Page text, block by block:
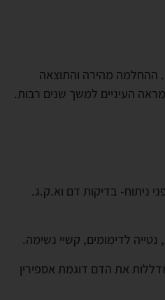
ההחלמה מהירה והתוצאה
העיניים למשך שנים רבות.
ניתוח- בדיקות דם וא.ק.ג.
לדימומים, קשיי נשימה.
את הדם דוגמת אספירין